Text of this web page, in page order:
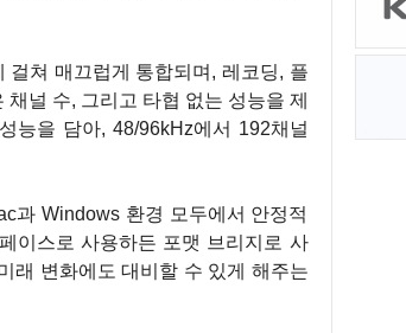
쳐 매끄럽게 통합되며, 레코딩, 플
널 수, 그리고 타협 없는 성능을 제
능을 담아, 48/96kHz에서 192채널
과 Windows 환경 모두에서 안정적
이스로 사용하든 포맷 브리지로 사
래 변화에도 대비할 수 있게 해주는